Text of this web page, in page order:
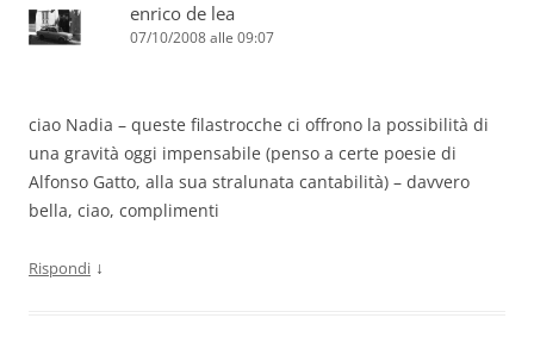
enrico de lea
07/10/2008 alle 09:07
ciao Nadia – queste filastrocche ci offrono la possibilità di
una gravità oggi impensabile (penso a certe poesie di
Alfonso Gatto, alla sua stralunata cantabilità) – davvero
bella, ciao, complimenti
Rispondi ↓